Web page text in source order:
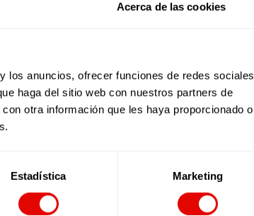
Acerca de las cookies
los anuncios, ofrecer funciones de redes sociales
haga del sitio web con nuestros partners de
otra información que les haya proporcionado o
Estadística Marketing
encontrarás toda la información de la
de las niñas en Guatemala,